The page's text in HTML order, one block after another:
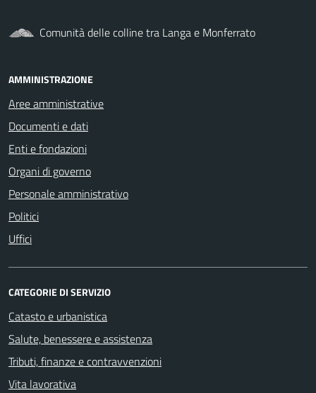
Comunità delle colline tra Langa e Monferrato
AMMINISTRAZIONE
Aree amministrative
Documenti e dati
Enti e fondazioni
Organi di governo
Personale amministrativo
Politici
Uffici
CATEGORIE DI SERVIZIO
Catasto e urbanistica
Salute, benessere e assistenza
Tributi, finanze e contravvenzioni
Vita lavorativa